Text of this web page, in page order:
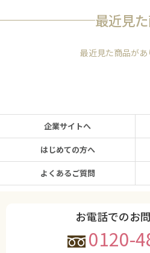
最近見
最近見た商品があ
企業サイトへ
はじめての方へ
よくあるご質問
お電話でのお
0120-